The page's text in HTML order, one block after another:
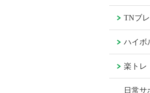
TNブ
ハイボ
楽トレ
日常サ